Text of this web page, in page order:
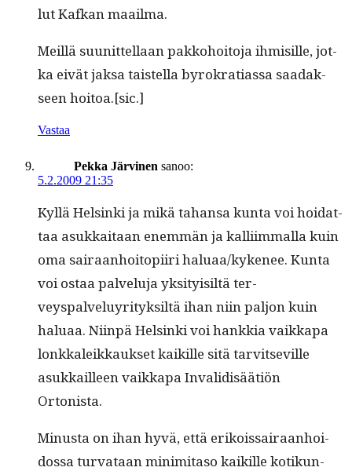
lut Kafkan maailma.
Meil­lä suu­nit­tel­laan pakko­hoito­ja ihmisille, jot­
ka eivät jak­sa tais­tel­la byrokra­ti­as­sa saadak­
seen hoitoa.[sic.]
Vastaa
Pekka Järvinen sanoo:
5.2.2009 21:35
Kyl­lä Helsin­ki ja mikä tahansa kun­ta voi hoi­dat­
taa asukkaitaan enem­män ja kalli­im­mal­la kuin
oma sairaan­hoitopi­iri haluaa/kykenee. Kun­ta
voi ostaa palvelu­ja yksi­ty­isiltä ter­
veyspalveluyri­tyk­siltä ihan niin paljon kuin
halu­aa. Niin­pä Helsin­ki voi han­kkia vaikka­pa
lonkkaleikkauk­set kaikille sitä tarvit­seville
asukkailleen vaikka­pa Inva­lidis­äätiön
Ortonista.
Minus­ta on ihan hyvä, että erikois­sairaan­hoi­
dos­sa tur­vataan minim­i­ta­so kaikille kotikun­